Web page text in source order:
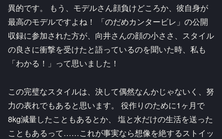
異的です。 もう、モデルさん顔負けどころか、彼自身が
最高のモデルですよね！ 「のだめカンタービレ」の公開
収録に参加された方が、向井さんの顔の小ささ、スタイル
の良さに衝撃を受けたと語っているのを聞いた時、私も
「わかる！」って思いました！
この完璧なスタイルは、決して偶然なんかじゃないく、努
力の表れでもあると思います。 役作りのために1ヶ月で
8kg減量したこともあるとか、 塩と水だけの生活を送った
こともあるって……これが事実なら想像を絶するストイッ